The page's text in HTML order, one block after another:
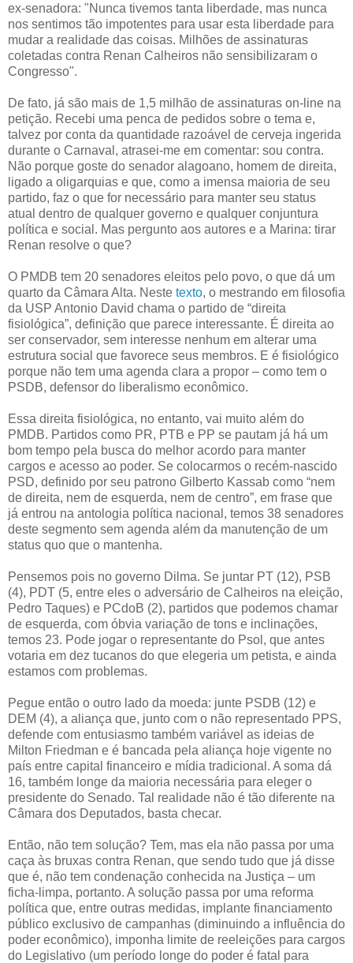
ex-senadora: "Nunca tivemos tanta liberdade, mas nunca
nos sentimos tão impotentes para usar esta liberdade para
mudar a realidade das coisas. Milhões de assinaturas
coletadas contra Renan Calheiros não sensibilizaram o
Congresso".
De fato, já são mais de 1,5 milhão de assinaturas on-line na
petição. Recebi uma penca de pedidos sobre o tema e,
talvez por conta da quantidade razoável de cerveja ingerida
durante o Carnaval, atrasei-me em comentar: sou contra.
Não porque goste do senador alagoano, homem de direita,
ligado a oligarquias e que, como a imensa maioria de seu
partido, faz o que for necessário para manter seu status
atual dentro de qualquer governo e qualquer conjuntura
política e social. Mas pergunto aos autores e a Marina: tirar
Renan resolve o que?
O PMDB tem 20 senadores eleitos pelo povo, o que dá um
quarto da Câmara Alta. Neste texto, o mestrando em filosofia
da USP Antonio David chama o partido de “direita
fisiológica”, definição que parece interessante. É direita ao
ser conservador, sem interesse nenhum em alterar uma
estrutura social que favorece seus membros. E é fisiológico
porque não tem uma agenda clara a propor – como tem o
PSDB, defensor do liberalismo econômico.
Essa direita fisiológica, no entanto, vai muito além do
PMDB. Partidos como PR, PTB e PP se pautam já há um
bom tempo pela busca do melhor acordo para manter
cargos e acesso ao poder. Se colocarmos o recém-nascido
PSD, definido por seu patrono Gilberto Kassab como “nem
de direita, nem de esquerda, nem de centro”, em frase que
já entrou na antologia política nacional, temos 38 senadores
deste segmento sem agenda além da manutenção de um
status quo que o mantenha.
Pensemos pois no governo Dilma. Se juntar PT (12), PSB
(4), PDT (5, entre eles o adversário de Calheiros na eleição,
Pedro Taques) e PCdoB (2), partidos que podemos chamar
de esquerda, com óbvia variação de tons e inclinações,
temos 23. Pode jogar o representante do Psol, que antes
votaria em dez tucanos do que elegeria um petista, e ainda
estamos com problemas.
Pegue então o outro lado da moeda: junte PSDB (12) e
DEM (4), a aliança que, junto com o não representado PPS,
defende com entusiasmo também variável as ideias de
Milton Friedman e é bancada pela aliança hoje vigente no
país entre capital financeiro e mídia tradicional. A soma dá
16, também longe da maioria necessária para eleger o
presidente do Senado. Tal realidade não é tão diferente na
Câmara dos Deputados, basta checar.
Então, não tem solução? Tem, mas ela não passa por uma
caça às bruxas contra Renan, que sendo tudo que já disse
que é, não tem condenação conhecida na Justiça – um
ficha-limpa, portanto. A solução passa por uma reforma
política que, entre outras medidas, implante financiamento
público exclusivo de campanhas (diminuindo a influência do
poder econômico), imponha limite de reeleições para cargos
do Legislativo (um período longe do poder é fatal para